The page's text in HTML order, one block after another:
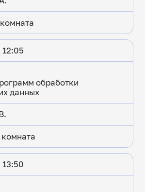
12:05
обработки
данных
комната
13:50